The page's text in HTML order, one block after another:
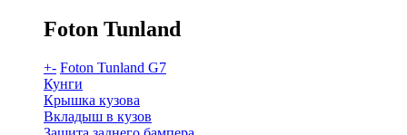
Foton Tunland
+- Foton Tunland G7
Кунги
Крышка кузова
Вкладыш в кузов